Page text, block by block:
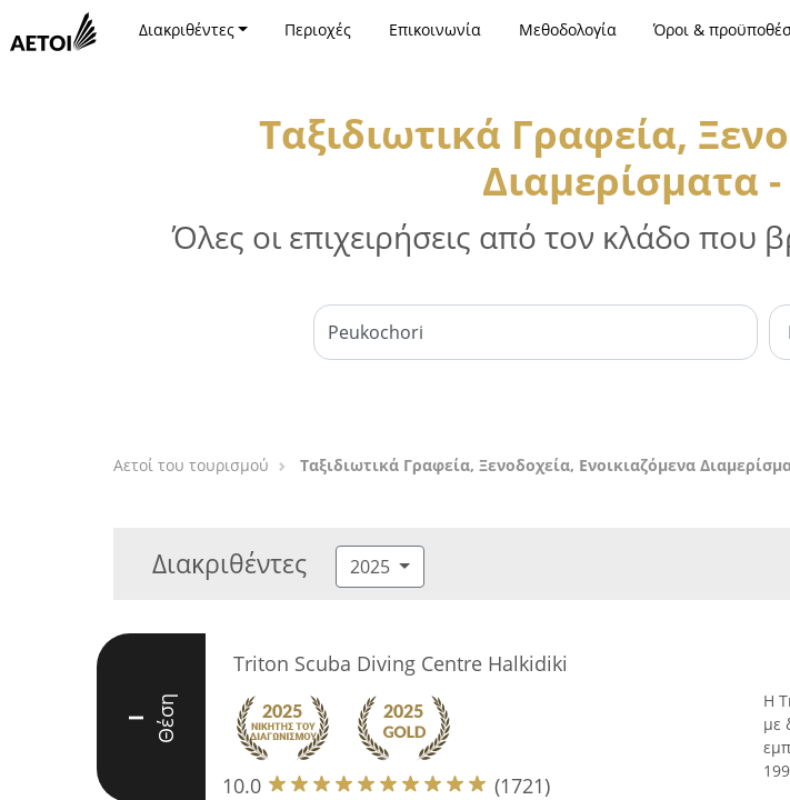
Διακριθέντες Περιοχές Επικοινωνία Μεθοδολογία Όροι &
Ταξιδιωτικά Γραφεία,
Διαμερίσματα
Όλες οι επιχειρήσεις από τον κλάδο που
Αετοί του τουρισμού Ταξιδιωτικά Γραφεία, Ξενοδοχεία, Ενοικιαζόμενα
Διακριθέντες 2025
I Θέση
Triton Scuba Diving Centre Halkidiki
10.0 (1721)
Η
με